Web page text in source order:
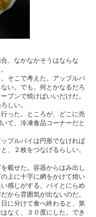
、なかなかそうはならな
そこで考えた。アップルパ
い。でも。何とかなるだろ
ブンで焼けばいいだけだ。
しい。
った。ところが、どこに売
て、冷凍食品コーナーだと
プルパイは円形でなければ
、２枚をつなげるらしい。
載せた。容器からはみ出し
上に十字に網をかけて焼い
感じがする。パイとにらめ
から雰囲気が出ないのだ。
に分けて食べ終わると、第
なく、３０度にした。でき